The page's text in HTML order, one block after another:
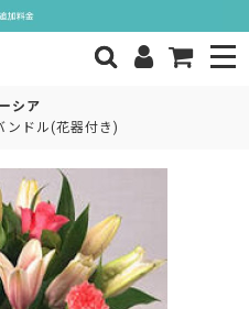
シア
ンドル(花器付き)